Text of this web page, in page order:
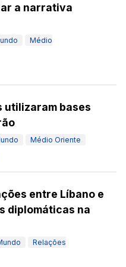
a narrativa
Médio
utilizaram bases
Médio Oriente
entre Líbano e
diplomáticas na
Relações